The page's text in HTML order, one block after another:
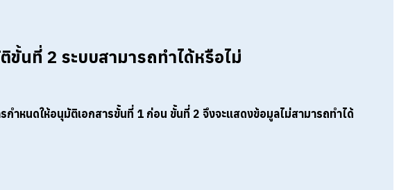
นที่ 2 ระบบสามารถทำได้หรือไม่
กำหนดให้อนุมัติเอกสารขั้นที่ 1 ก่อน ขั้นที่ 2 จึงจะแสดงข้อมูลไม่สามารถทำได้